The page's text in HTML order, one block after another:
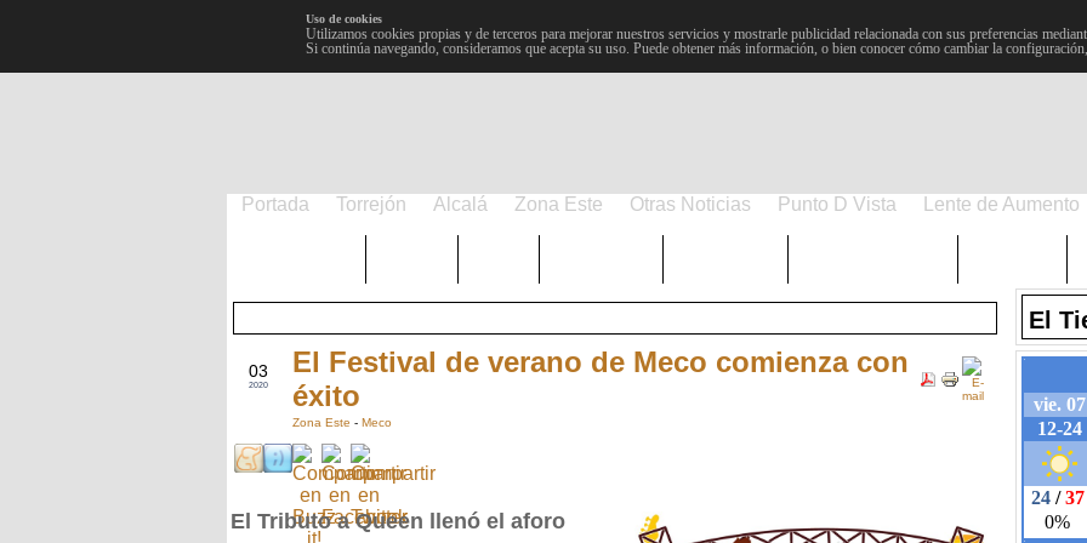
Uso de cookies
Utilizamos cookies propias y de terceros para mejorar nuestros servicios y mostrarle publicidad relacionada con sus preferencias
Si continúa navegando, consideramos que acepta su uso. Puede obtener más información, o bien conocer cómo cambiar la
Portada Torrejón Alcalá Zona Este Otras Noticias Punto D Vista Lente de Aumento
03
2020
El Festival de verano de Meco comienza con
éxito
Zona Este - Meco
El Tributo a Queen llenó el aforo
El